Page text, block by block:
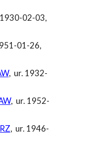
02-03,
01-26,
, ur. 1932-
, ur. 1952-
, ur. 1946-